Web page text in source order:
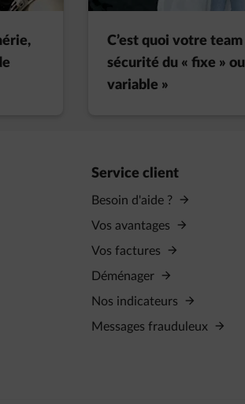
C’est quoi votre
sécurité du « fixe »
variable »
Service client
Besoin d'aide ?
Vos avantages
Vos factures
Déménager
Nos indicateurs
Messages frauduleux